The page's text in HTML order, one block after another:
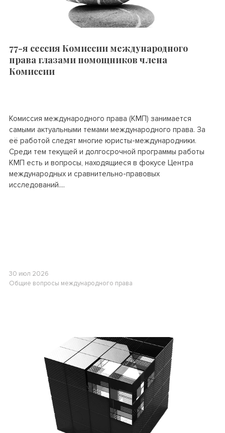
77-я сессия Комиссии международного
права глазами помощников члена
Комиссии
Комиссия международного права (КМП) занимается
самыми актуальными темами международного права. За
её работой следят многие юристы-международники.
Среди тем текущей и долгосрочной программы работы
КМП есть и вопросы, находящиеся в фокусе Центра
международных и сравнительно-правовых
исследований....
30 июл 2026
Общие вопросы международного права